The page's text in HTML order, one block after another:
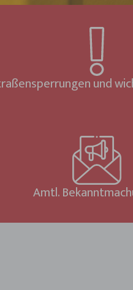
und
Amtl.